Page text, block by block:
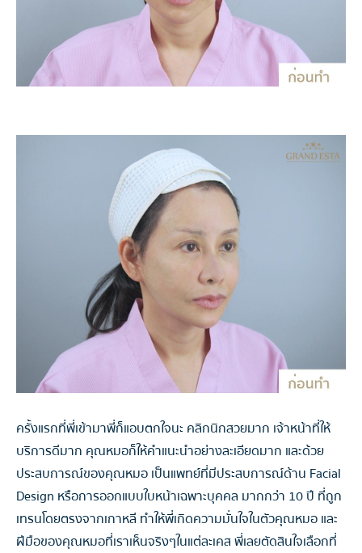
ครั้งแรกที่พี่เข้ามาพี่ก็แอบตกใจนะ คลิกนิกสวยมาก เจ้าหน้าที่ให้
บริการดีมาก คุณหมอก็ให้คำแนะนำอย่างละเอียดมาก และด้วย
ประสบการณ์ของคุณหมอ เป็นแพทย์ที่มีประสบการณ์ด้าน Facial
Design หรือการออกแบบใบหน้าเฉพาะบุคคล มากกว่า 10 ปี ที่ถูก
เทรนโดยตรงจากเกาหลี ทำให้พี่เกิดความมั่นใจในตัวคุณหมอ และ
ฝีมือของคุณหมอที่เราเห็นจริงๆในแต่ละเคส พี่เลยตัดสินใจเลือกที่